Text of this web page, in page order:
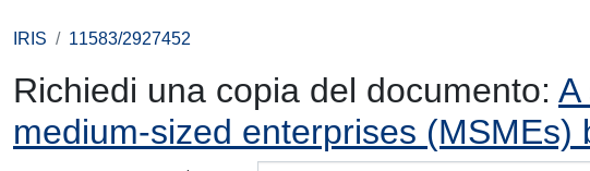
IRIS 11583/2927452
Richiedi una copia del documento: A
medium-sized enterprises